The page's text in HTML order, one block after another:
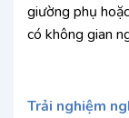
giường phụ
có không gian
Trải nghiệm